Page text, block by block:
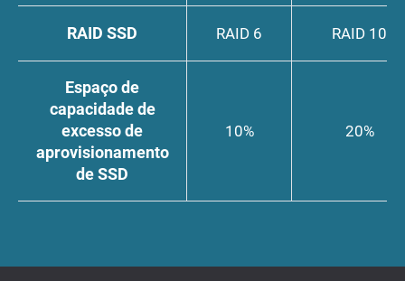
RAID SSD RAID 6 RAID 10
Espaço de
capacidade de
excesso de
aprovisionamento
de SSD
10% 20%